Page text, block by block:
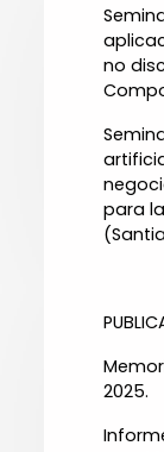
no
para
2025.